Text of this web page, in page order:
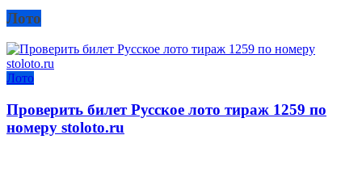
Лото
Лото
Проверить билет Русское лото тираж 1259 по
номеру stoloto.ru